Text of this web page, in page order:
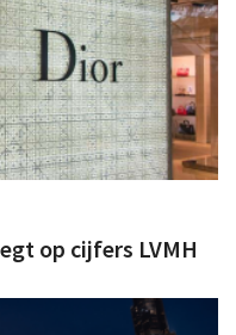
op cijfers LVMH